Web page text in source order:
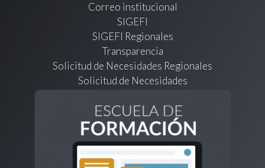
Correo institucional
SIGEFI
SIGEFI Regionales
Transparencia
Solicitud de Necesidades Regionales
Solicitud de Necesidades